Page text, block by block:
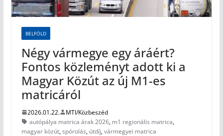
BELFÖLD
Négy vármegye egy áráért?
Fontos közleményt adott ki a
Magyar Közút az új M1-es
matricáról
2026.01.22.
MTI/Közbeszéd
autópálya matrica árak 2026, m1 regionális matrica,
magyar közút,spórolás, útdíj,vármegyei matrica